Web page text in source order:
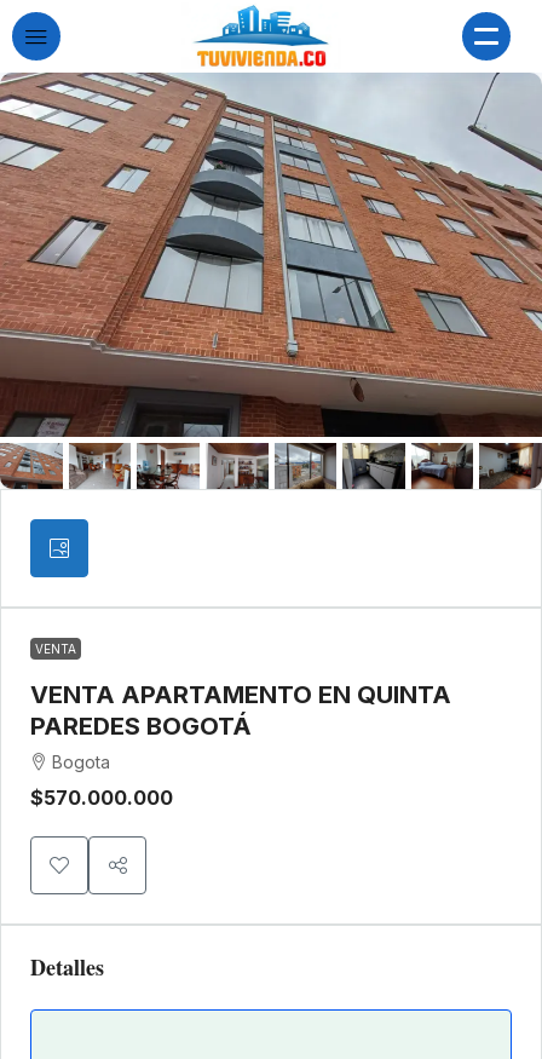
VENTA
VENTA APARTAMENTO EN QUINTA
PAREDES BOGOTÁ
Bogota
$570.000.000
Detalles